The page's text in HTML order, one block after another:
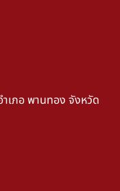
เภอ พานทอง จังหวัด